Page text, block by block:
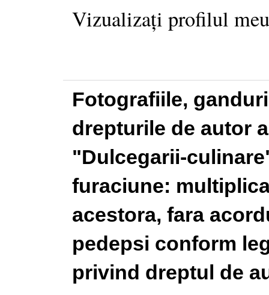
Vizualizați profilul
Fotografiile,
drepturile de autor
"Dulcegarii-
furaciune:
acestora, fara
pedepsi conform
privind dreptul de